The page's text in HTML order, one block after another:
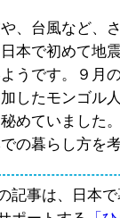
、台風など、
本で初めて地
うです。９月
したモンゴル
めていました
の暮らし方を考
記事は、日本